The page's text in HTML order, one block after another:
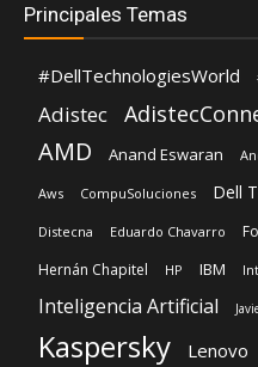
Principales Temas
#DellTechnologiesWorld
Adistec
AMD Anand Eswaran
Aws CompuSoluciones Dell
Distecna Eduardo Chavarro
Hernán Chapitel HP IBM
Inteligencia Artificial
Kaspersky Lenovo